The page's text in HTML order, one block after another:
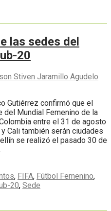
las sedes del
20
Stiven Jaramillo Agudelo
Gutiérrez confirmó que el
Mundial Femenino de la
entre el 31 de agosto
Cali también serán ciudades
se realizó el pasado 30 de
, FIFA, Fútbol Femenino,
20, Sede